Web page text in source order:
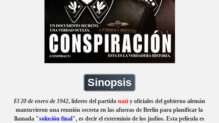
Sinopsis
El 20 de enero de 1942, líderes del partido naziy oficiales del gobierno alemán
mantuvieron una reunión secreta en las afueras de Berlín para planificar la
llamada "solución final", es decir el exterminio de los judíos. Esta película es